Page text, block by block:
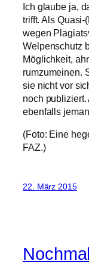
Ich glaube ja,
trifft. Als
wegen
Welpenschutz
Möglichkeit,
rumzumeinen.
sie nicht vor
noch
ebenfalls
(Foto: Eine
FAZ.)
22. März 2015